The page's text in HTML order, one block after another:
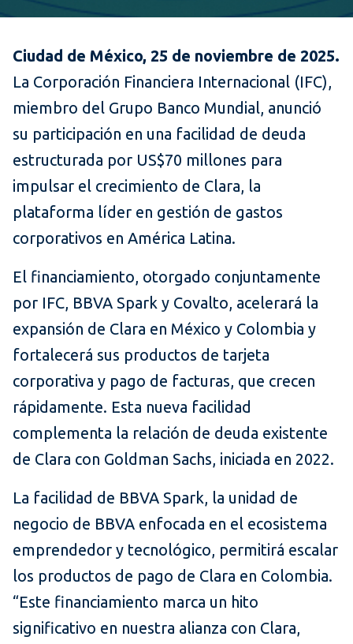
Ciudad de México, 25 de noviembre de 2025.
La Corporación Financiera Internacional (IFC),
miembro del Grupo Banco Mundial, anunció
su participación en una facilidad de deuda
estructurada por US$70 millones para
impulsar el crecimiento de Clara, la
plataforma líder en gestión de gastos
corporativos en América Latina.
El financiamiento, otorgado conjuntamente
por IFC, BBVA Spark y Covalto, acelerará la
expansión de Clara en México y Colombia y
fortalecerá sus productos de tarjeta
corporativa y pago de facturas, que crecen
rápidamente. Esta nueva facilidad
complementa la relación de deuda existente
de Clara con Goldman Sachs, iniciada en 2022.
La facilidad de BBVA Spark, la unidad de
negocio de BBVA enfocada en el ecosistema
emprendedor y tecnológico, permitirá escalar
los productos de pago de Clara en Colombia.
“Este financiamiento marca un hito
significativo en nuestra alianza con Clara,